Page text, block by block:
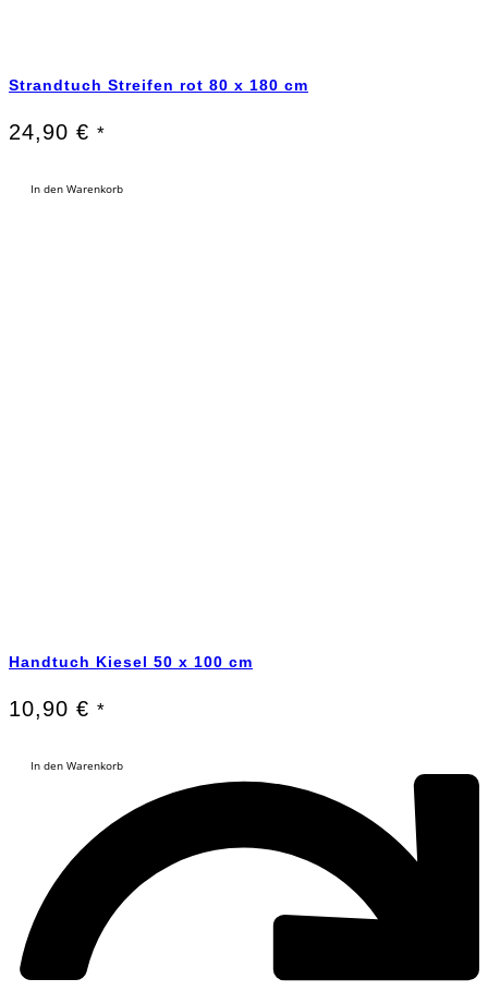
Strandtuch Streifen rot 80 x 180 cm
24,90 € *
In den Warenkorb
Handtuch Kiesel 50 x 100 cm
10,90 € *
In den Warenkorb